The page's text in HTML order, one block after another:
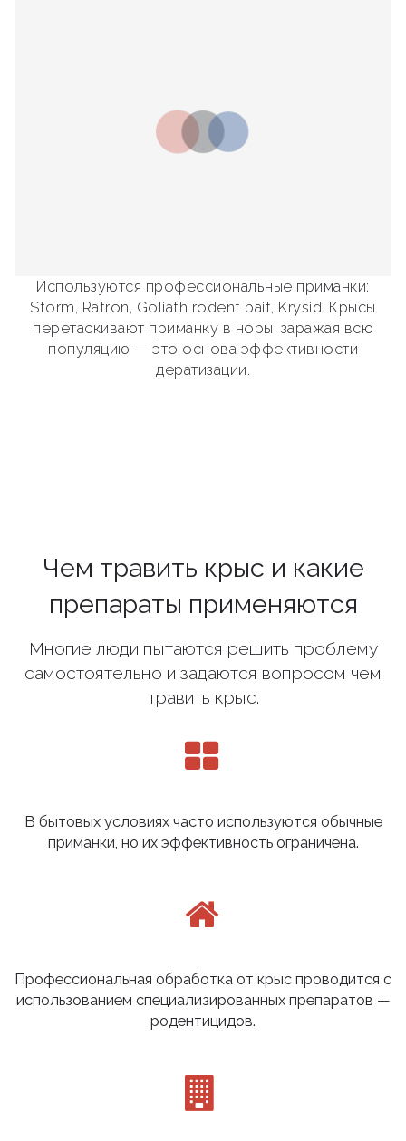
Используются профессиональные приманки:
Storm, Ratron, Goliath rodent bait, Krysid. Крысы
перетаскивают приманку в норы, заражая всю
популяцию — это основа эффективности
дератизации.
Чем травить крыс и какие
препараты применяются
Многие люди пытаются решить проблему
самостоятельно и задаются вопросом чем
травить крыс.
В бытовых условиях часто используются обычные
приманки, но их эффективность ограничена.
Профессиональная обработка от крыс проводится с
использованием специализированных препаратов —
родентицидов.